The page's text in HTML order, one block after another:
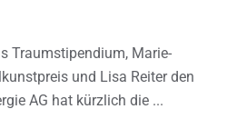
Traumstipendium, Marie-
und Lisa Reiter den
AG hat kürzlich die